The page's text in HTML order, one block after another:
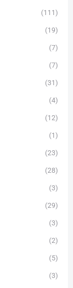
(111)
(19)
(7)
(7)
(31)
(4)
(12)
(1)
(23)
(28)
(3)
(29)
(3)
(2)
(5)
(3)